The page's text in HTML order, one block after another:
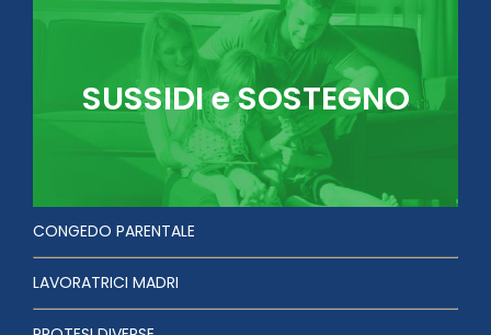
SUSSIDI e SOSTEGNO
CONGEDO PARENTALE
LAVORATRICI MADRI